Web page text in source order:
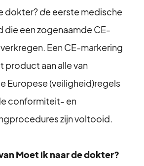
dokter?de eerste medische
die een zogenaamde CE-
Een CE-markering
product aan alle van
Europese (veiligheid)regels
conformiteit- en
zijn voltooid.
Moet ik naar de dokter?